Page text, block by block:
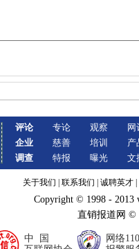
评论
企业
调查
专论
慈善
特报
观察
培训
曝光
网
产
文
关于我们 联系我们 诚聘英才
Copyright © 1998 - 2013
直销报道网
中 国
网络110